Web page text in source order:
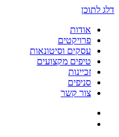
דלג לתוכן
אודות
פרויקטים
עסקים וסיטונאות
טיפים מקצועים
זכיינות
סניפים
צור קשר